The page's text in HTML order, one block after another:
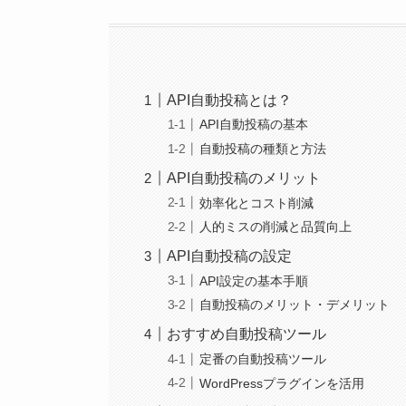
API自動投稿とは？
API自動投稿の基本
自動投稿の種類と方法
API自動投稿のメリット
効率化とコスト削減
人的ミスの削減と品質向上
API自動投稿の設定
API設定の基本手順
自動投稿のメリット・デメリット
おすすめ自動投稿ツール
定番の自動投稿ツール
WordPressプラグインを活用